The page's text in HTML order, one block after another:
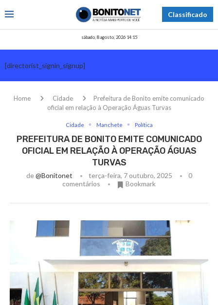
Classificado
sábado, 8 agosto, 2026 14:15
[directorist_signin_signup]
Home Cidade
Prefeitura de Bonito emite comunicado
oficial em relação à Operação Águas Turvas
Cidade Manchete Política
PREFEITURA DE BONITO EMITE COMUNICADO
OFICIAL EM RELAÇÃO À OPERAÇÃO ÁGUAS
TURVAS
de@bonitonet terça-feira, 7 outubro, 2025
0
comentários
Bookmark